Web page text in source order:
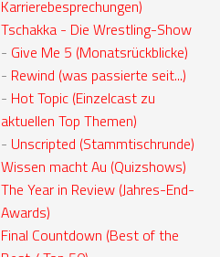
Karrierebesprechungen)
Tschakka - Die Wrestling-Show
- Give Me 5 (Monatsrückblicke)
- Rewind (was passierte seit...)
- Hot Topic (Einzelcast zu
aktuellen Top Themen)
- Unscripted (Stammtischrunde)
Wissen macht Au (Quizshows)
The Year in Review (Jahres-End-
Awards)
Final Countdown (Best of the